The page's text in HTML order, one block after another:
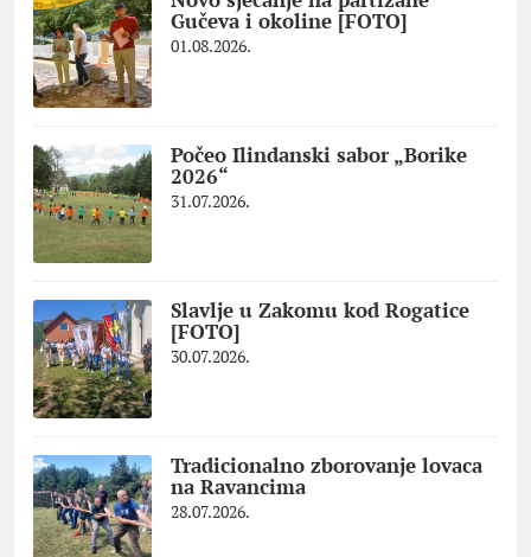
Gučeva i okoline [FOTO]
01.08.2026.
Počeo Ilindanski sabor „Borike
2026“
31.07.2026.
Slavlje u Zakomu kod Rogatice
[FOTO]
30.07.2026.
Tradicionalno zborovanje lovaca
na Ravancima
28.07.2026.